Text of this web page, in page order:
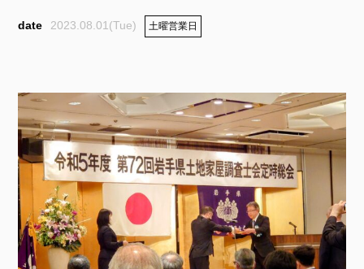
2023.08.01(Tue) 土曜営業日